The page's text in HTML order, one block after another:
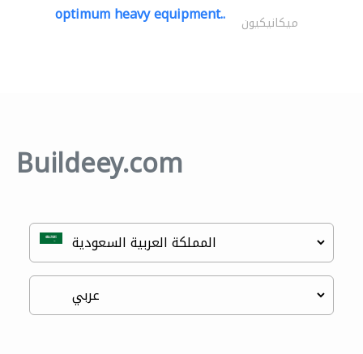
optimum heavy equipment.. ميكانيكيون
Buildeey.com